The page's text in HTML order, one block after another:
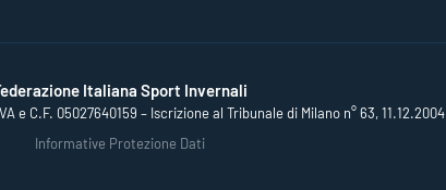
Italiana Sport Invernali
e C.F. 05027640159 – Iscrizione al Tribunale di Milano n° 63, 11.12.2004
Informative Protezione Dati